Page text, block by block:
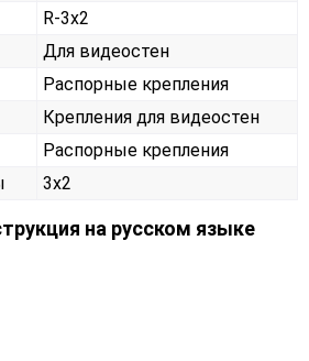
R-3х2
Для видеостен
Распорные крепления
Крепления для видеостен
Распорные крепления
3x2
на русском языке